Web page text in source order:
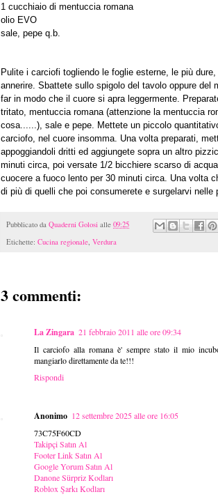
1 cucchiaio di mentuccia romana
olio EVO
sale, pepe q.b.
Pulite i carciofi togliendo le foglie esterne, le più
annerire. Sbattete sullo spigolo del tavolo oppure del
far in modo che il cuore si apra leggermente.
tritato, mentuccia romana (attenzione la mentuccia
cosa......), sale e pepe. Mettete un piccolo
carciofo, nel cuore insomma. Una volta preparati,
appoggiandoli dritti ed aggiungete sopra un altro
minuti circa, poi versate 1/2 bicchiere scarso di
cuocere a fuoco lento per 30 minuti circa. Una volta
di più di quelli che poi consumerete e surgelarvi nelle
Pubblicato da Quaderni Golosi alle 09:25
Etichette: Cucina regionale, Verdura
3 commenti:
La Zingara 21 febbraio 2011 alle ore 09:34
Il carciofo alla romana è' sempre stato il mio
mangiarlo direttamente da te!!!
Rispondi
Anonimo 12 settembre 2025 alle ore 16:05
73C75F60CD
Takipçi Satın Al
Footer Link Satın Al
Google Yorum Satın Al
Danone Sürpriz Kodları
Roblox Şarkı Kodları